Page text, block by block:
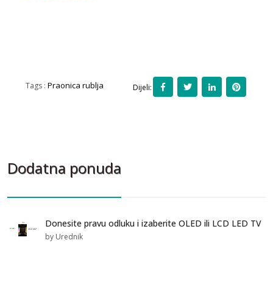
Tags : Praonica rublja Dijeli:
Dodatna ponuda
Donesite pravu odluku i izaberite OLED ili LCD LED TV
by Urednik